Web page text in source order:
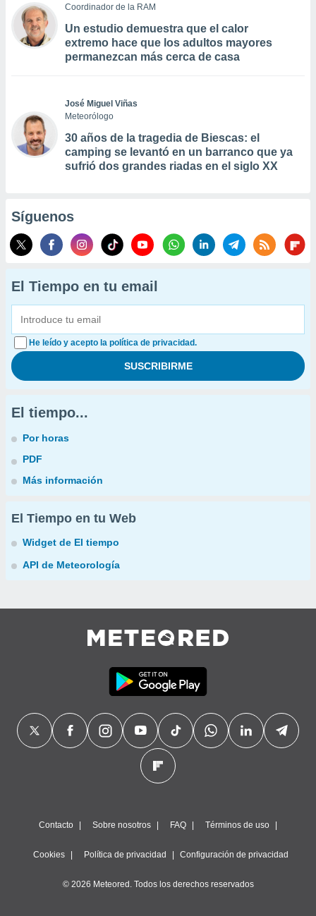
Coordinador de la RAM
Un estudio demuestra que el calor
extremo hace que los adultos mayores
permanezcan más cerca de casa
José Miguel Viñas
Meteorólogo
30 años de la tragedia de Biescas: el
camping se levantó en un barranco que ya
sufrió dos grandes riadas en el siglo XX
Síguenos
El Tiempo en tu email
He leído y acepto la política de privacidad.
El tiempo...
Por horas
PDF
Más información
El Tiempo en tu Web
Widget de El tiempo
API de Meteorología
Contacto Sobre nosotros FAQ Términos de uso
Cookies Política de privacidad Configuración de privacidad
© 2026 Meteored. Todos los derechos reservados